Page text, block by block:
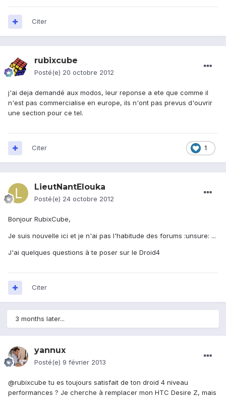
Citer
rubixcube
Posté(e) 20 octobre 2012
j'ai deja demandé aux modos, leur reponse a ete que comme il
n'est pas commercialise en europe, ils n'ont pas prevus d'ouvrir
une section pour ce tel.
1
Citer
LieutNantElouka
Posté(e) 24 octobre 2012
Bonjour RubixCube,
Je suis nouvelle ici et je n'ai pas l'habitude des forums :unsure: ...
J'ai quelques questions à te poser sur le Droid4
Citer
3 months later...
yannux
Posté(e) 9 février 2013
@rubixcube tu es toujours satisfait de ton droid 4 niveau
performances ? Je cherche à remplacer mon HTC Desire Z, mais